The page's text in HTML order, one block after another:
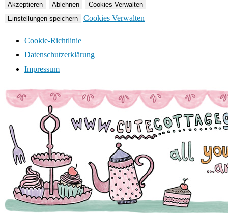
Akzeptieren Ablehnen
Cookies Verwalten
Einstellungen speichern
Cookies Verwalten
Cookie-Richtlinie
Datenschutzerklärung
Impressum
Zum
Inhalt